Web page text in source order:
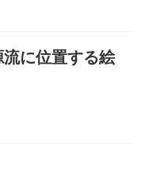
に位置する絵